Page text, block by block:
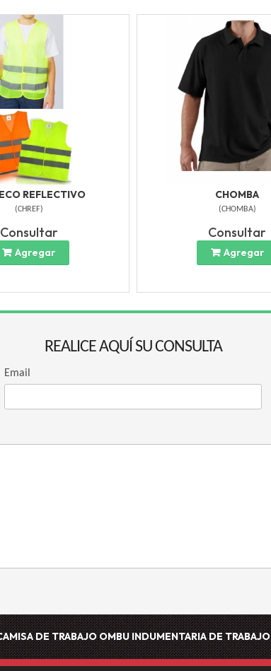
REFLECTIVO
(CHREF)
Consultar
Agregar
CHOMBA
(CHOMBA)
Consultar
Agregar
REALICE AQUÍ SU CONSULTA
Email
DE TRABAJO OMBUINDUMENTARIA DE TRABAJO